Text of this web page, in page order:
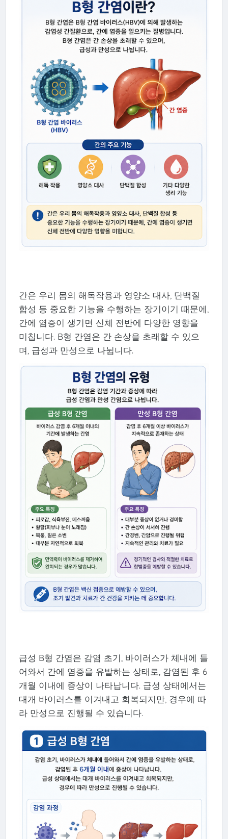
간은 우리 몸의 해독작용과 영양소 대사, 단백질
합성 등 중요한 기능을 수행하는 장기이기 때문에,
간에 염증이 생기면 신체 전반에 다양한 영향을
미칩니다. B형 간염은 간 손상을 초래할 수 있으
며, 급성과 만성으로 나뉩니다.
급성 B형 간염은 감염 초기, 바이러스가 체내에 들
어와서 간에 염증을 유발하는 상태로, 감염된 후 6
개월 이내에 증상이 나타납니다. 급성 상태에서는
대개 바이러스를 이겨내고 회복되지만, 경우에 따
라 만성으로 진행될 수 있습니다.